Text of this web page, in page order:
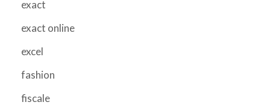
exact
exact online
excel
fashion
fiscale